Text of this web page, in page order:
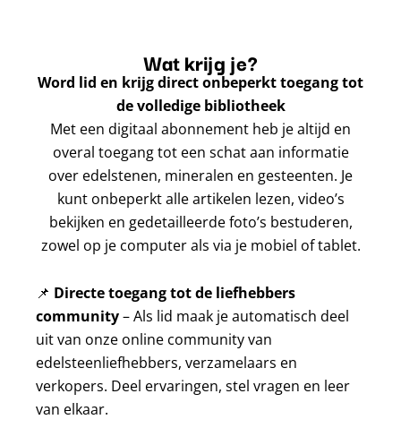
Wat krijg je?
Word lid en krijg direct onbeperkt toegang tot
de volledige bibliotheek
Met een digitaal abonnement heb je altijd en
overal toegang tot een schat aan informatie
over edelstenen, mineralen en gesteenten. Je
kunt onbeperkt alle artikelen lezen, video’s
bekijken en gedetailleerde foto’s bestuderen,
zowel op je computer als via je mobiel of tablet.
📌 Directe toegang tot de liefhebbers
community– Als lid maak je automatisch deel
uit van onze online community van
edelsteenliefhebbers, verzamelaars en
verkopers. Deel ervaringen, stel vragen en leer
van elkaar.